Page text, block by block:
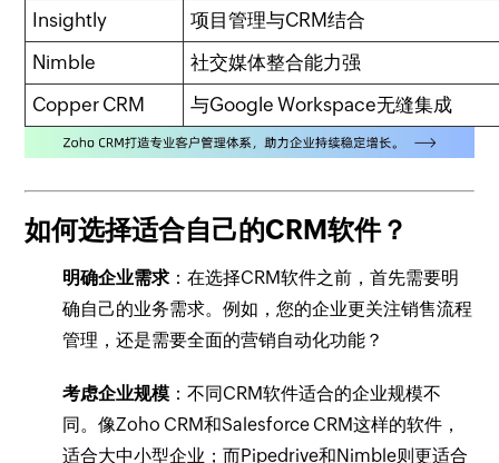
Insightly
项目管理与CRM结合
Nimble
社交媒体整合能力强
Copper CRM
与Google Workspace无缝集成
如何选择适合自己的CRM软件？
明确企业需求 ：在选择CRM软件之前，首先需要明
确自己的业务需求。例如，您的企业更关注销售流程
管理，还是需要全面的营销自动化功能？
考虑企业规模 ：不同CRM软件适合的企业规模不
同。像Zoho CRM和Salesforce CRM这样的软件，
适合大中小型企业；而Pipedrive和Nimble则更适合